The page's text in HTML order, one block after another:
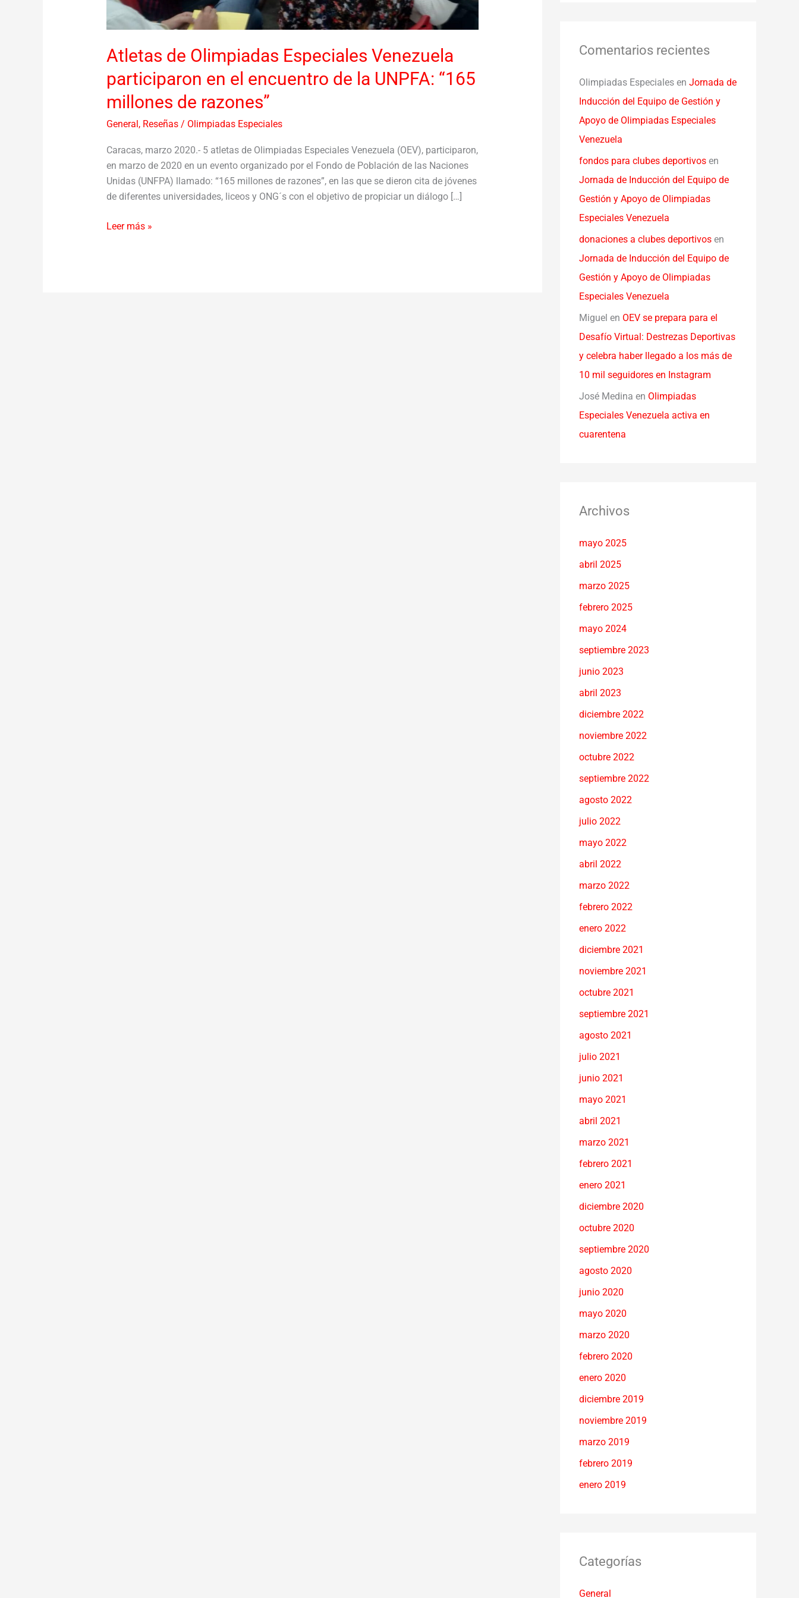
Atletas de Olimpiadas Especiales Venezuela
participaron en el encuentro de la UNPFA: “165
millones de razones”
General , Reseñas/ Olimpiadas Especiales
Caracas, marzo 2020.- 5 atletas de Olimpiadas Especiales Venezuela (OEV), participaron,
en marzo de 2020 en un evento organizado por el Fondo de Población de las Naciones
Unidas (UNFPA) llamado: “165 millones de razones”, en las que se dieron cita de jóvenes
de diferentes universidades, liceos y ONG´s con el objetivo de propiciar un diálogo […]
Leer más »
Comentarios recientes
Olimpiadas Especiales en Jornada de
Inducción del Equipo de Gestión y
Apoyo de Olimpiadas Especiales
Venezuela
fondos para clubes deportivos en
Jornada de Inducción del Equipo de
Gestión y Apoyo de Olimpiadas
Especiales Venezuela
donaciones a clubes deportivos en
Jornada de Inducción del Equipo de
Gestión y Apoyo de Olimpiadas
Especiales Venezuela
Miguel en OEV se prepara para el
Desafío Virtual: Destrezas Deportivas
y celebra haber llegado a los más de
10 mil seguidores en Instagram
José Medina en Olimpiadas
Especiales Venezuela activa en
cuarentena
Archivos
mayo 2025
abril 2025
marzo 2025
febrero 2025
mayo 2024
septiembre 2023
junio 2023
abril 2023
diciembre 2022
noviembre 2022
octubre 2022
septiembre 2022
agosto 2022
julio 2022
mayo 2022
abril 2022
marzo 2022
febrero 2022
enero 2022
diciembre 2021
noviembre 2021
octubre 2021
septiembre 2021
agosto 2021
julio 2021
junio 2021
mayo 2021
abril 2021
marzo 2021
febrero 2021
enero 2021
diciembre 2020
octubre 2020
septiembre 2020
agosto 2020
junio 2020
mayo 2020
marzo 2020
febrero 2020
enero 2020
diciembre 2019
noviembre 2019
marzo 2019
febrero 2019
enero 2019
Categorías
General